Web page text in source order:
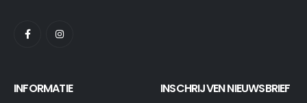
INFORMATIE INSCHRIJVEN NIEUWSBRIEF